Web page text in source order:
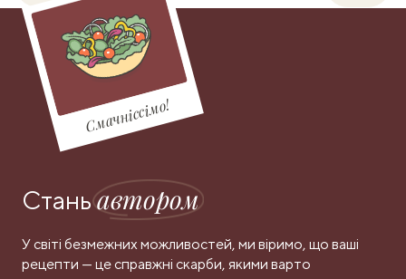
Смачніссімо!
Станьавтором
У світі безмежних можливостей, ми віримо, що ваші
рецепти — це справжні скарби, якими варто